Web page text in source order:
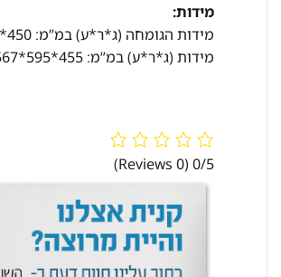
מידות:
מידות הגומחה (ג*ר*ע) במ”מ: 450*560*550
מידות (ג*ר*ע) במ”מ: 455*595*567
0/5
(0 Reviews)